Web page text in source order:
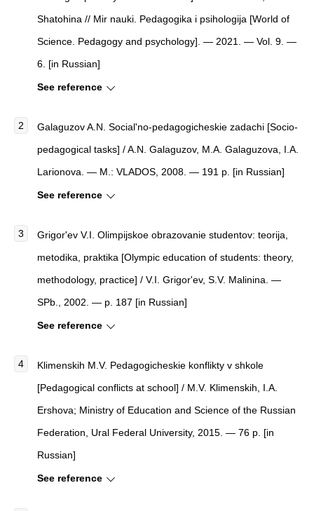
Shatohina // Mir nauki. Pedagogika i psihologija [World of
Science. Pedagogy and psychology]. — 2021. — Vol. 9. —
6. [in Russian]
See reference
Galaguzov A.N. Social'no-pedagogicheskie zadachi [Socio-
pedagogical tasks] / A.N. Galaguzov, M.A. Galaguzova, I.A.
Larionova. — M.: VLADOS, 2008. — 191 p. [in Russian]
See reference
Grigor'ev V.I. Olimpijskoe obrazovanie studentov: teorija,
metodika, praktika [Olympic education of students: theory,
methodology, practice] / V.I. Grigor'ev, S.V. Malinina. —
SPb., 2002. — p. 187 [in Russian]
See reference
Klimenskih M.V. Pedagogicheskie konflikty v shkole
[Pedagogical conflicts at school] / M.V. Klimenskih, I.A.
Ershova; Ministry of Education and Science of the Russian
Federation, Ural Federal University, 2015. — 76 p. [in
Russian]
See reference